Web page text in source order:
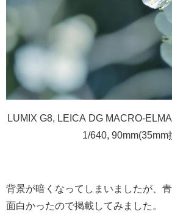
LUMIX G8, LEICA DG MACRO-
1/640, 90mm(35mm
背景が暗くなってしまいましたが、
面白かったので掲載してみました。